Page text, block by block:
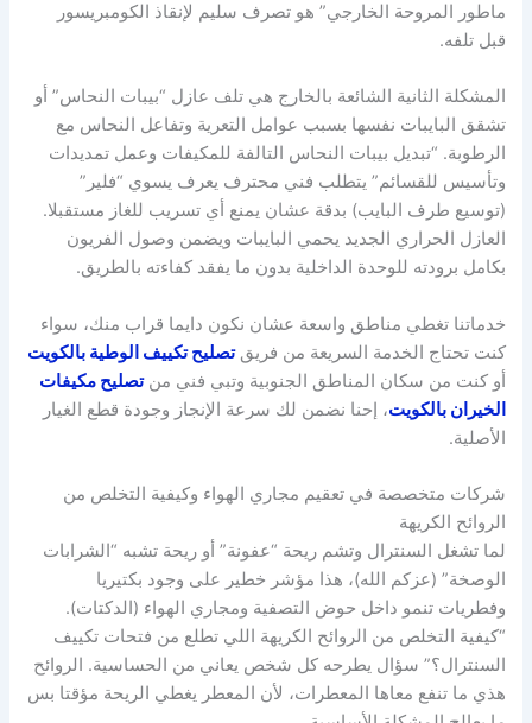
ماطور المروحة الخارجي” هو تصرف سليم لإنقاذ الكومبريسور
قبل تلفه.
المشكلة الثانية الشائعة بالخارج هي تلف عازل “بيبات النحاس” أو
تشقق البايبات نفسها بسبب عوامل التعرية وتفاعل النحاس مع
الرطوبة. “تبديل بيبات النحاس التالفة للمكيفات وعمل تمديدات
وتأسيس للقسائم” يتطلب فني محترف يعرف يسوي “فلير”
(توسيع طرف البايب) بدقة عشان يمنع أي تسريب للغاز مستقبلا.
العازل الحراري الجديد يحمي البايبات ويضمن وصول الفريون
بكامل برودته للوحدة الداخلية بدون ما يفقد كفاءته بالطريق.
خدماتنا تغطي مناطق واسعة عشان نكون دايما قراب منك، سواء
كنت تحتاج الخدمة السريعة من فريقتصليح تكييف الوطية بالكويت
أو كنت من سكان المناطق الجنوبية وتبي فني منتصليح مكيفات
الخيران بالكويت، إحنا نضمن لك سرعة الإنجاز وجودة قطع الغيار
الأصلية.
شركات متخصصة في تعقيم مجاري الهواء وكيفية التخلص من
الروائح الكريهة
لما تشغل السنترال وتشم ريحة “عفونة” أو ريحة تشبه “الشرابات
الوصخة” (عزكم الله)، هذا مؤشر خطير على وجود بكتيريا
وفطريات تنمو داخل حوض التصفية ومجاري الهواء (الدكتات).
“كيفية التخلص من الروائح الكريهة اللي تطلع من فتحات تكييف
السنترال؟” سؤال يطرحه كل شخص يعاني من الحساسية. الروائح
هذي ما تنفع معاها المعطرات، لأن المعطر يغطي الريحة مؤقتا بس